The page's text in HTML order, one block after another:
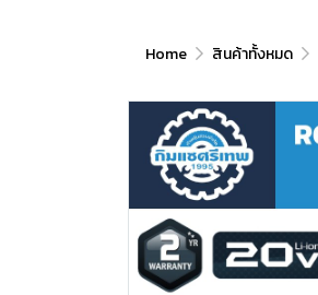
Home สินค้าทั้งหมด